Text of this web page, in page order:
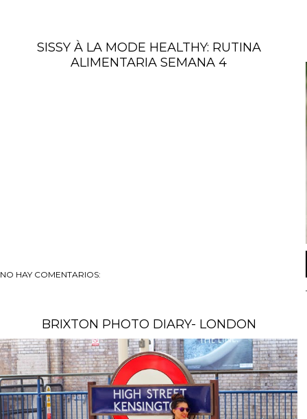
SISSY À LA MODE HEALTHY: RUTINA
ALIMENTARIA SEMANA 4
NO HAY COMENTARIOS:
BRIXTON PHOTO DIARY- LONDON